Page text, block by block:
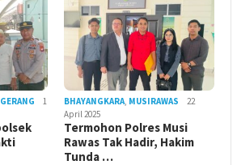
1
BHAYANGKARA, MUSIRAWAS
22
April 2025
Termohon Polres Musi
Rawas Tak Hadir, Hakim
Tunda …